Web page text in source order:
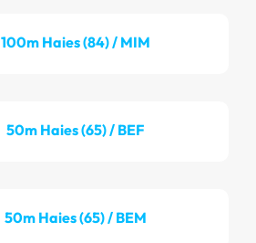
100m Haies (84) / MIM
50m Haies (65) / BEF
50m Haies (65) / BEM